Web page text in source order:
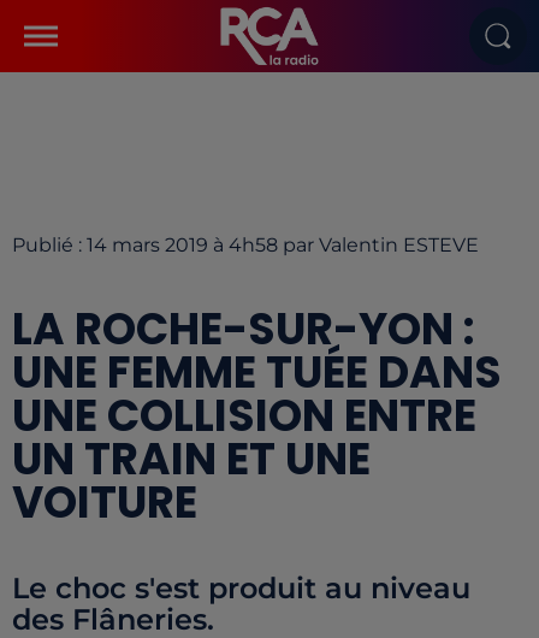
Publié : 14 mars 2019 à 4h58 par Valentin ESTEVE
LA ROCHE-SUR-YON :
UNE FEMME TUÉE DANS
UNE COLLISION ENTRE
UN TRAIN ET UNE
VOITURE
Le choc s'est produit au niveau
des Flâneries.